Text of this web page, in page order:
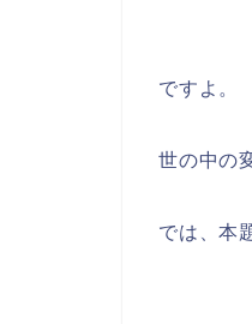
ですよ。
世の中の
では、本